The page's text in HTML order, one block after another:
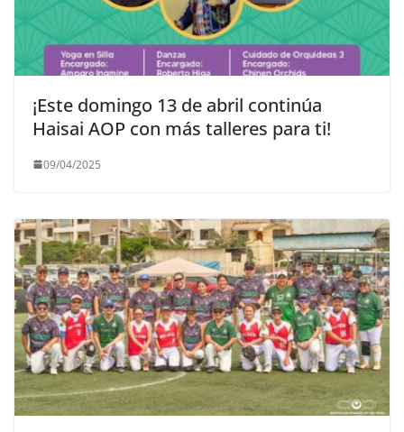
¡Este domingo 13 de abril continúa
Haisai AOP con más talleres para ti!
09/04/2025